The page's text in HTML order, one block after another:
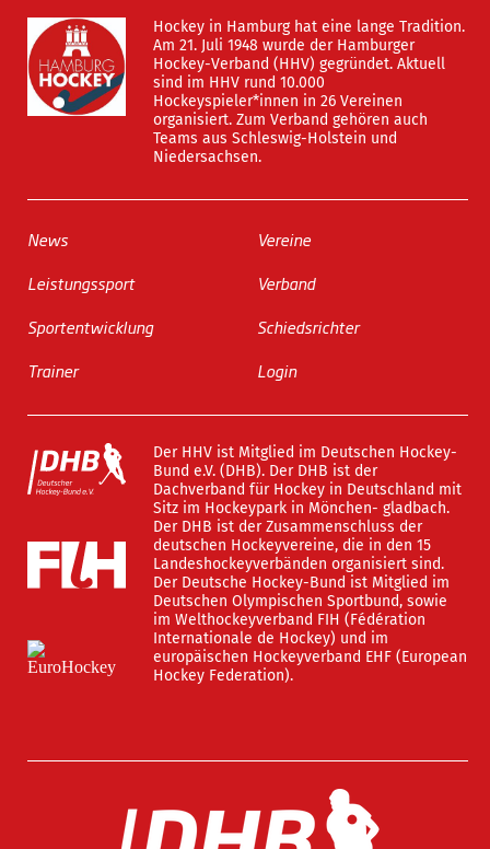
Hockey in Hamburg hat eine lange Tradition.
Am 21. Juli 1948 wurde der Hamburger
Hockey-Verband (HHV) gegründet. Aktuell
sind im HHV rund 10.000
Hockeyspieler*innen in 26 Vereinen
organisiert. Zum Verband gehören auch
Teams aus Schleswig-Holstein und
Niedersachsen.
News
Leistungssport
Sportentwicklung
Trainer
Vereine
Verband
Schiedsrichter
Login
Der HHV ist Mitglied im Deutschen Hockey-
Bund e.V. (DHB). Der DHB ist der
Dachverband für Hockey in Deutschland mit
Sitz im Hockeypark in Mönchen- gladbach.
Der DHB ist der Zusammenschluss der
deutschen Hockeyvereine, die in den 15
Landeshockeyverbänden organisiert sind.
Der Deutsche Hockey-Bund ist Mitglied im
Deutschen Olympischen Sportbund, sowie
im Welthockeyverband FIH (Fédération
Internationale de Hockey) und im
europäischen Hockeyverband EHF (European
Hockey Federation).